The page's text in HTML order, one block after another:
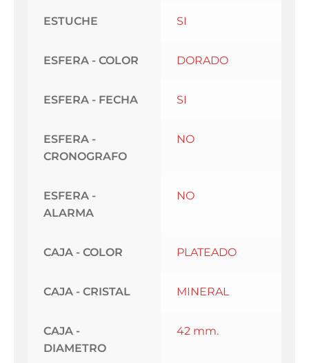
ESTUCHE SI
ESFERA - COLOR DORADO
ESFERA - FECHA SI
ESFERA -
CRONOGRAFO
NO
ESFERA -
ALARMA
NO
CAJA - COLOR PLATEADO
CAJA - CRISTAL MINERAL
CAJA -
DIAMETRO
42 mm.